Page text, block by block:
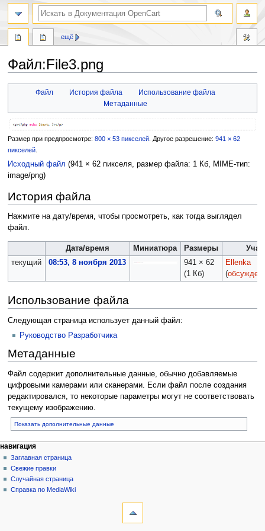
Файл:File3.png
Файл История файла
Использование файла
Метаданные
Размер при предпросмотре: 800 × 53 пикселей. Другое разрешение: 941 × 62
пикселей.
Исходный файл (941 × 62 пикселя, размер файла: 1 Кб, MIME-тип:
image/png)
История файла
Нажмите на дату/время, чтобы просмотреть, как тогда выглядел
файл.
Дата/время Миниатюра Размеры
текущий
08:53, 8 ноября 2013
941 × 62
(1 Кб)
Ellenka
(
Использование файла
Следующая страница использует данный файл:
Руководство Разработчика
Метаданные
Файл содержит дополнительные данные, обычно добавляемые
цифровыми камерами или сканерами. Если файл после создания
редактировался, то некоторые параметры могут не соответствовать
текущему изображению.
Показать дополнительные данные
ещё
навигация
Заглавная страница
Свежие правки
Случайная страница
Справка по MediaWiki